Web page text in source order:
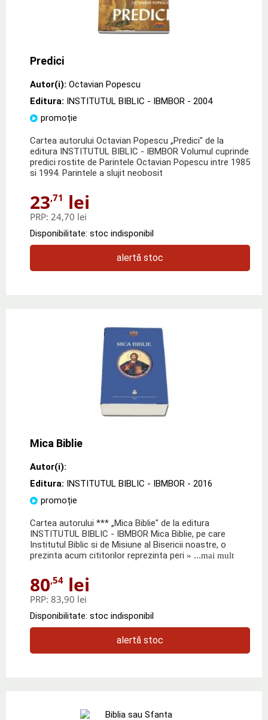
Predici
Autor(i): Octavian Popescu
Editura: INSTITUTUL BIBLIC - IBMBOR - 2004
promoție
Cartea autorului Octavian Popescu „Predici" de la
editura INSTITUTUL BIBLIC - IBMBOR Volumul cuprinde
predici rostite de Parintele Octavian Popescu intre 1985
si 1994. Parintele a slujit neobosit
23,71 lei
PRP: 24,70 lei
Disponibilitate: stoc indisponibil
alertă stoc
Mica Biblie
Autor(i):
Editura: INSTITUTUL BIBLIC - IBMBOR - 2016
promoție
Cartea autorului *** „Mica Biblie" de la editura
INSTITUTUL BIBLIC - IBMBOR Mica Biblie, pe care
Institutul Biblic si de Misiune al Bisericii noastre, o
prezinta acum cititorilor reprezinta peri » ...mai mult
80,54 lei
PRP: 83,90 lei
Disponibilitate: stoc indisponibil
alertă stoc